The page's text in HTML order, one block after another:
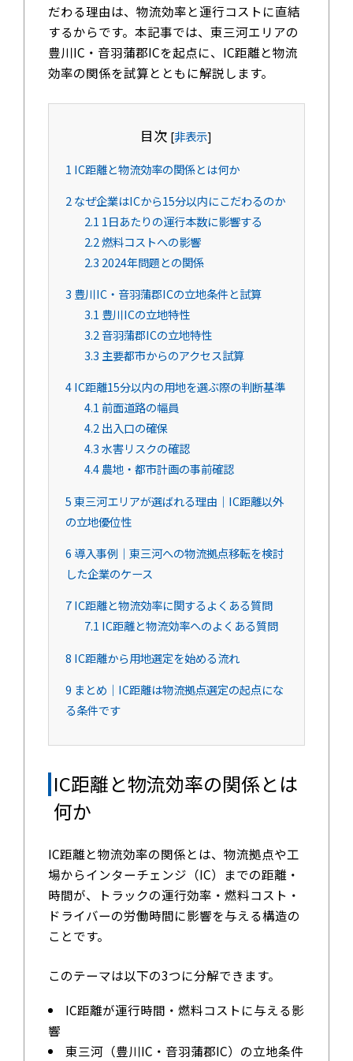
だわる理由は、物流効率と運行コストに直結
するからです。本記事では、東三河エリアの
豊川IC・音羽蒲郡ICを起点に、IC距離と物流
効率の関係を試算とともに解説します。
目次 [非表示]
1 IC距離と物流効率の関係とは何か
2なぜ企業はICから15分以内にこだわるのか
2.1 1日あたりの運行本数に影響する
2.2燃料コストへの影響
2.3 2024年問題との関係
3 豊川IC・音羽蒲郡ICの立地条件と試算
3.1 豊川ICの立地特性
3.2音羽蒲郡ICの立地特性
3.3 主要都市からのアクセス試算
4IC距離15分以内の用地を選ぶ際の判断基準
4.1 前面道路の幅員
4.2出入口の確保
4.3水害リスクの確認
4.4農地・都市計画の事前確認
5東三河エリアが選ばれる理由｜IC距離以外
の立地優位性
6 導入事例｜東三河への物流拠点移転を検討
した企業のケース
7IC距離と物流効率に関するよくある質問
7.1 IC距離と物流効率へのよくある質問
8 IC距離から用地選定を始める流れ
9 まとめ｜IC距離は物流拠点選定の起点にな
る条件です
IC距離と物流効率の関係とは
何か
IC距離と物流効率の関係とは、物流拠点や工
場からインターチェンジ（IC）までの距離・
時間が、トラックの運行効率・燃料コスト・
ドライバーの労働時間に影響を与える構造の
ことです。
このテーマは以下の3つに分解できます。
IC距離が運行時間・燃料コストに与える影
響
東三河（豊川IC・音羽蒲郡IC）の立地条件